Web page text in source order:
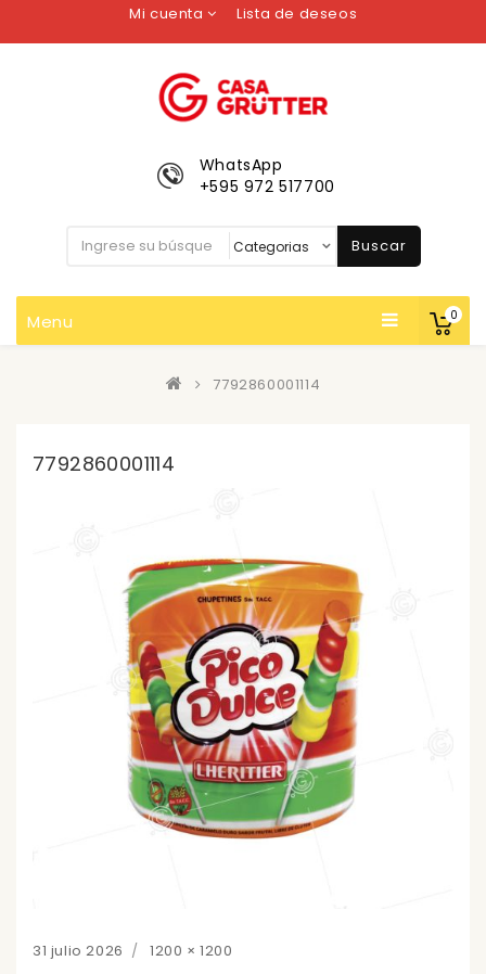
Mi cuenta Lista de deseos
0
WhatsApp
+595 972 517700
Buscar
Menu
7792860001114
7792860001114
Posted
31 julio 2026
Full
1200 × 1200